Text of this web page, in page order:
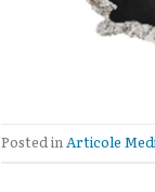
Posted inArticole